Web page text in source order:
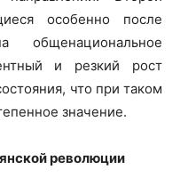
особенно после
общенациональное
и резкий рост
что при таком
значение.
революции